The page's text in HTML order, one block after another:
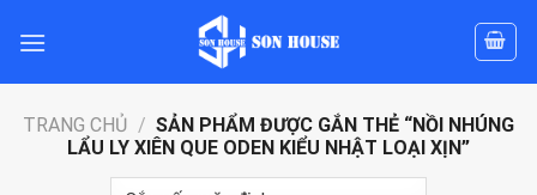
TRANG CHỦ / SẢN PHẨM ĐƯỢC GẮN THẺ “NỒI NHÚNG
LẨU LY XIÊN QUE ODEN KIỂU NHẬT LOẠI XỊN”